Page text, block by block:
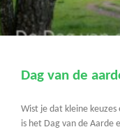
Dag van de
Wist je dat kleine
is het Dag van de Aarde